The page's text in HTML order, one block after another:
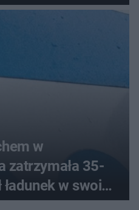
w
zatrzymała 35-
ładunek w swoim